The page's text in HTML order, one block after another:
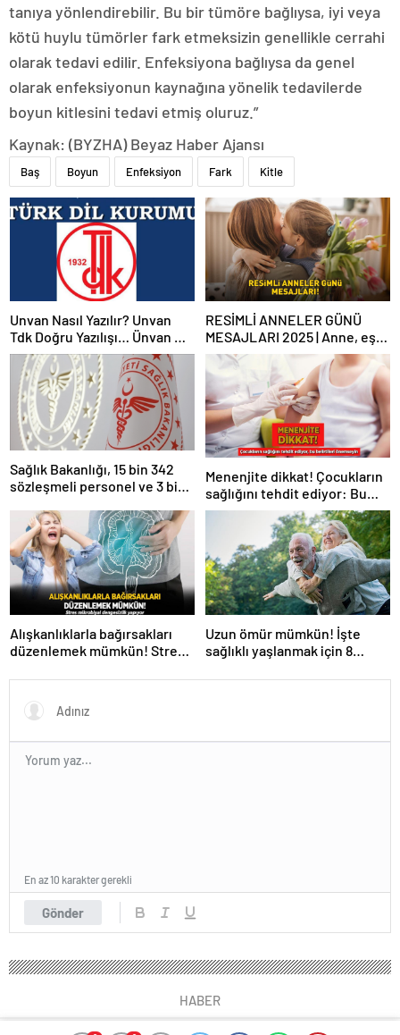
tanıya yönlendirebilir. Bu bir tümöre bağlıysa, iyi veya
kötü huylu tümörler fark etmeksizin genellikle cerrahi
olarak tedavi edilir. Enfeksiyona bağlıysa da genel
olarak enfeksiyonun kaynağına yönelik tedavilerde
boyun kitlesini tedavi etmiş oluruz.”
Kaynak: (BYZHA) Beyaz Haber Ajansı
Baş Boyun Enfeksiyon Fark Kitle
Unvan Nasıl Yazılır? Unvan
Tdk Doğru Yazılışı… Ünvan Mi
Unvan Mı?
RESİMLİ ANNELER GÜNÜ
MESAJLARI 2025 | Anne, eş
ve kayınvalideye özel
WhatsApp ve Instagram’da
paylaşabileceğiniz en güzel
Anneler Günü mesajları
Sağlık Bakanlığı, 15 bin 342
sözleşmeli personel ve 3 bin
Menenjite dikkat! Çocukların
sağlığını tehdit ediyor: Bu
belirtileri önemseyin
Alışkanlıklarla bağırsakları
düzenlemek mümkün! Stres
yapıyor
Uzun ömür mümkün! İşte
sağlıklı yaşlanmak için 8
Gönder
En az 10 karakter gerekli
HABER